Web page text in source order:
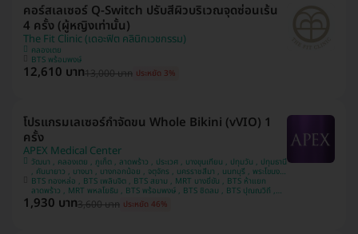
คอร์สเลเซอร์ Q-Switch ปรับสีผิวบริเวณจุดซ่อนเร้น
4 ครั้ง (ผู้หญิงเท่านั้น)
The Fit Clinic (เดอะฟิต คลินิกเวชกรรม)
คลองเตย
BTS พร้อมพงษ์
12,610 บาท13,000 บาท ประหยัด 3%
โปรแกรมเลเซอร์กำจัดขน Whole Bikini (vVIO) 1
ครั้ง
APEX Medical Center
วัฒนา , คลองเตย , ภูเก็ต , ลาดพร้าว , ประเวศ , บางขุนเทียน , ปทุมวัน , ปทุมธานี
, คันนายาว , บางนา , บางกอกน้อย , จตุจักร , นครราชสีมา , นนทบุรี , พระโขนง ,
บางรัก , ชลบุรี , ห้วยขวาง , เชียงใหม่ , พระนครศรีอยุธยา , สมุทรปราการ ,
ประจวบคีรีขันธ์ , บางคอแหลม , ยานนาวา , หลักสี่ , นครสวรรค์ , บางแค ,
BTS ทองหล่อ , BTS เพลินจิต , BTS สยาม , MRT บางยี่ขัน , BTS ห้าแยก
ลาดพร้าว , MRT พหลโยธิน , BTS พร้อมพงษ์ , BTS ชิดลม , BTS ปุณณวิถี ,
MRT สีลม , BTS ศาลาแดง , MRT พระราม 9 , MRT ลาดพร้าว 71 , MRT สาม
ย่าน , BTS นานา , MRT สุขุมวิท , BTS อโศก , BTS เจริญนคร , MRT สวนหลวง
1,930 บาท3,600 บาท ประหยัด 46%